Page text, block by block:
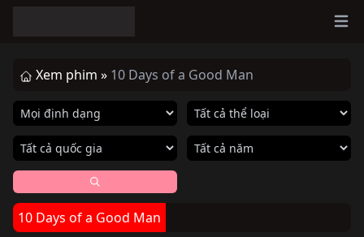
Xem phim » 10 Days of a Good Man
10 Days of a Good Man
Hoàn thành